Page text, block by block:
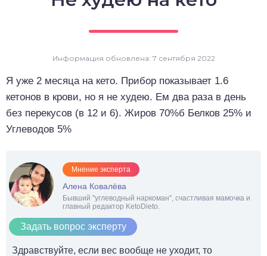
Информация обновлена: 7 сентября 2022
Я уже 2 месяца на кето. Прибор показывает 1.6
кетонов в крови, но я не худею. Ем два раза в день
без перекусов (в 12 и 6). Жиров 70%б Белков 25% и
Углеводов 5%
Мнение эксперта
Алена Ковалёва
Бывший "углеводный наркоман", счастливая мамочка и
главный редактор KetoDieto.
Задать вопрос эксперту
Здравствуйте, если вес вообще не уходит, то
напитки